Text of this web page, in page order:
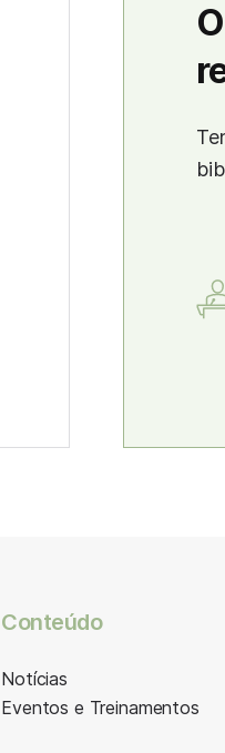
Conteúdo
Notícias
Eventos e Treinamentos